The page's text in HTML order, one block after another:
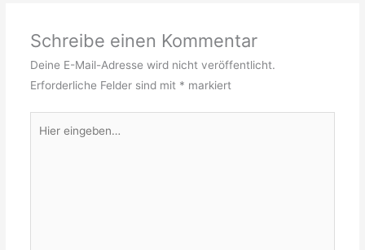
Schreibe einen Kommentar
Deine E-Mail-Adresse wird nicht veröffentlicht.
Erforderliche Felder sind mit * markiert
eingeben…